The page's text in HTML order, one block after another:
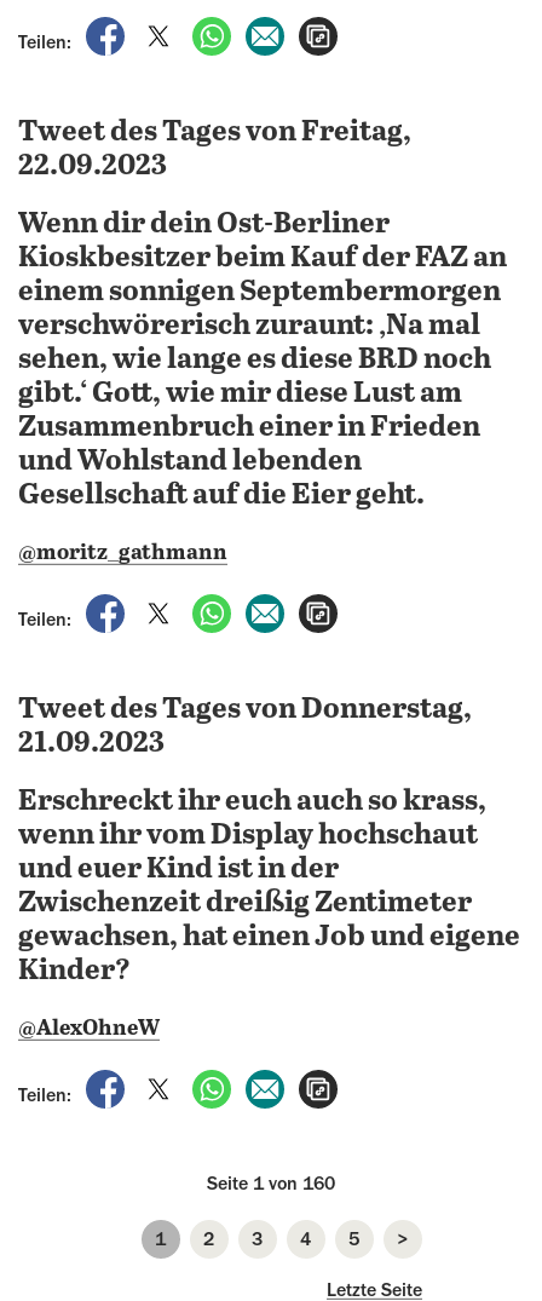
Teilen:
auf Facebook teilen
auf X teilenper WhatsApp teilen
per E-Mail teilen
Tweet des Tages von Freitag,
22.09.2023
Wenn dir dein Ost-Berliner
Kioskbesitzer beim Kauf der FAZ an
einem sonnigen Septembermorgen
verschwörerisch zuraunt: ‚Na mal
sehen, wie lange es diese BRD noch
gibt.‘ Gott, wie mir diese Lust am
Zusammenbruch einer in Frieden
und Wohlstand lebenden
Gesellschaft auf die Eier geht.
@moritz_gathmann
Teilen:
auf Facebook teilen
auf X teilenper WhatsApp teilen
per E-Mail teilen
Tweet des Tages von Donnerstag,
21.09.2023
Erschreckt ihr euch auch so krass,
wenn ihr vom Display hochschaut
und euer Kind ist in der
Zwischenzeit dreißig Zentimeter
gewachsen, hat einen Job und eigene
Kinder?
@AlexOhneW
Teilen:
auf Facebook teilen
auf X teilenper WhatsApp teilen
per E-Mail teilen
Seite 1 von 160
Seite
1
Seite
2
Seite
3
Seite
4
Seite
5
nächste Seite
>
Letzte Seite